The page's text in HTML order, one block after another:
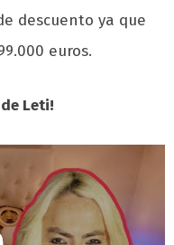
descuento ya que
euros.
Leti!